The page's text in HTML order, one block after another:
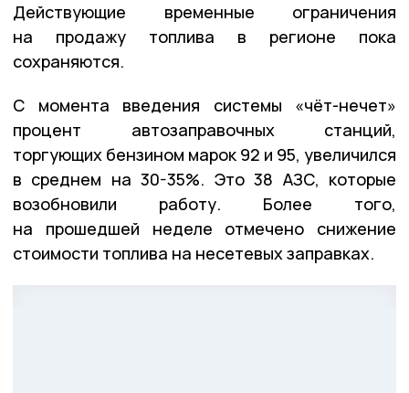
Действующие временные ограничения
на продажу топлива в регионе пока
сохраняются.
С момента введения системы «чёт-нечет»
процент автозаправочных станций,
торгующих бензином марок 92 и 95, увеличился
в среднем на 30-35%. Это 38 АЗС, которые
возобновили работу. Более того,
на прошедшей неделе отмечено снижение
стоимости топлива на несетевых заправках.